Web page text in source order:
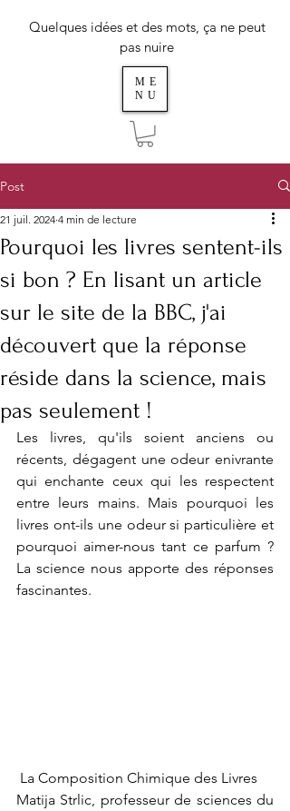
Quelques idées et des mots, ça ne peut
pas nuire
ME
NU
Post
Pourquoi les livres sentent-ils
si bon ? En lisant un article
sur le site de la BBC, j'ai
découvert que la réponse
réside dans la science, mais
pas seulement !
21 juil. 2024 4 min de lecture
Les livres, qu'ils soient anciens ou
récents, dégagent une odeur enivrante
qui enchante ceux qui les respectent
entre leurs mains. Mais pourquoi les
livres ont-ils une odeur si particulière et
pourquoi aimer-nous tant ce parfum ?
La science nous apporte des réponses
fascinantes.
La Composition Chimique des Livres
Matija Strlic, professeur de sciences du